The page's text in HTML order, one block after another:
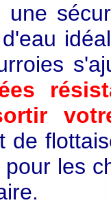
de
les